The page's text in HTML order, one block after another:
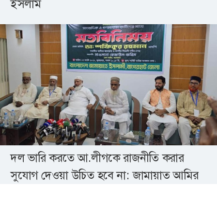
ইসলাম
দল ভারি করতে আ.লীগকে রাজনীতি করার
সুযোগ দেওয়া উচিত হবে না: জামায়াত আমির